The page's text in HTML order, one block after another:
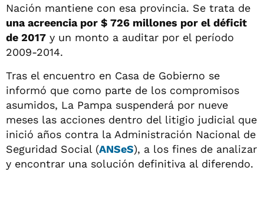
Nación mantiene con esa provincia. Se trata de
una acreencia por $ 726 millones por el déficit
de 2017 y un monto a auditar por el período
2009-2014.
Tras el encuentro en Casa de Gobierno se
informó que como parte de los compromisos
asumidos, La Pampa suspenderá por nueve
meses las acciones dentro del litigio judicial que
inició años contra la Administración Nacional de
Seguridad Social (ANSeS), a los fines de analizar
y encontrar una solución definitiva al diferendo.